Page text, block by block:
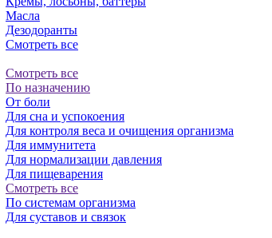
Масла
Дезодоранты
Смотреть все
Смотреть все
По назначению
От боли
Для сна и успокоения
Для контроля веса и очищения организма
Для иммунитета
Для нормализации давления
Для пищеварения
Смотреть все
По системам организма
Для суставов и связок